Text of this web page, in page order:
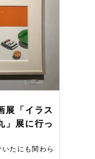
展「イラス
」展に行っ
たにも関わら